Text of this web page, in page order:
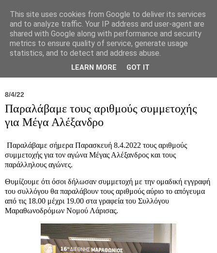
Σύλλογος Ιπποκράτειος
8/4/22
Παραλάβαμε τους αριθμούς συμμετοχής
για Μέγα Αλέξανδρο
Παραλάβαμε σήμερα Παρασκευή 8.4.2022 τους αριθμούς
συμμετοχής για τον αγώνα Μέγας Αλέξανδρος και τους
παράλληλους αγώνες.
Θυμίζουμε ότι όσοι δήλωσαν συμμετοχή με την ομαδική εγγραφή
του συλλόγου θα παραλάβουν τους αριθμούς αύριο το απόγευμα
από τις 18.00 μέχρι 19.00 στα γραφεία του Συλλόγου
Μαραθωνοδρόμων Νομού Λάρισας.
This site uses cookies from Google to deliver its services
and to analyze traffic. Your IP address and user-agent are
shared with Google along with performance and security
metrics to ensure quality of service, generate usage
statistics, and to detect and address abuse.
LEARN MORE GOT IT